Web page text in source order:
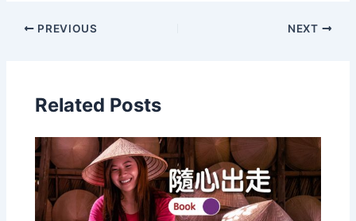
PREVIOUS NEXT
Related Posts